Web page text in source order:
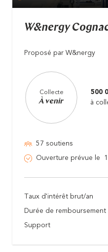
W&nergy
Proposé par W&nergy
Collecte
À venir
500
à
57 soutiens
Ouverture prévue le
Taux d'intérêt brut/an
Durée de remboursement
Support